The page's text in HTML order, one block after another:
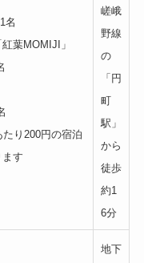
名
葉MOMIJI」
り200円の宿泊
す
嵯峨
野線
の
「円
町
駅」
から
徒歩
約1
6分
地下